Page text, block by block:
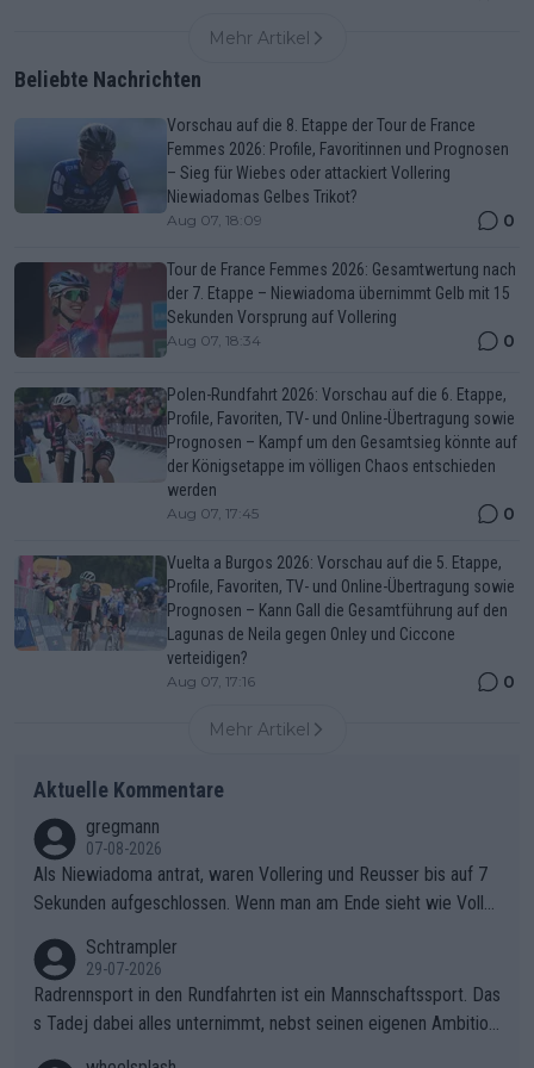
Mehr Artikel
Beliebte Nachrichten
Vorschau auf die 8. Etappe der Tour de France
Femmes 2026: Profile, Favoritinnen und Prognosen
– Sieg für Wiebes oder attackiert Vollering
Niewiadomas Gelbes Trikot?
Aug 07, 18:09 0
Tour de France Femmes 2026: Gesamtwertung nach
der 7. Etappe – Niewiadoma übernimmt Gelb mit 15
Sekunden Vorsprung auf Vollering
Aug 07, 18:34 0
Polen-Rundfahrt 2026: Vorschau auf die 6. Etappe,
Profile, Favoriten, TV- und Online-Übertragung sowie
Prognosen – Kampf um den Gesamtsieg könnte auf
der Königsetappe im völligen Chaos entschieden
werden
Aug 07, 17:45 0
Vuelta a Burgos 2026: Vorschau auf die 5. Etappe,
Profile, Favoriten, TV- und Online-Übertragung sowie
Prognosen – Kann Gall die Gesamtführung auf den
Lagunas de Neila gegen Onley und Ciccone
verteidigen?
Aug 07, 17:16 0
Mehr Artikel
Aktuelle Kommentare
gregmann
07-08-2026
Als Niewiadoma antrat, waren Vollering und Reusser bis auf 7
Sekunden aufgeschlossen. Wenn man am Ende sieht wie Voller
ering die 7 Sekunden zu Niewiadoma nicht geschlossen hat un
d den Abstand hat anwachsen lassen. Ein schwerer taktischer
Fehler, der den Tour Sieg kosten wird.Diese Beobachtung trifft
Schtrampler
29-07-2026
Radrennsport in den Rundfahrten ist ein Mannschaftssport. Das
s Tadej dabei alles unternimmt, nebst seinen eigenen Ambition